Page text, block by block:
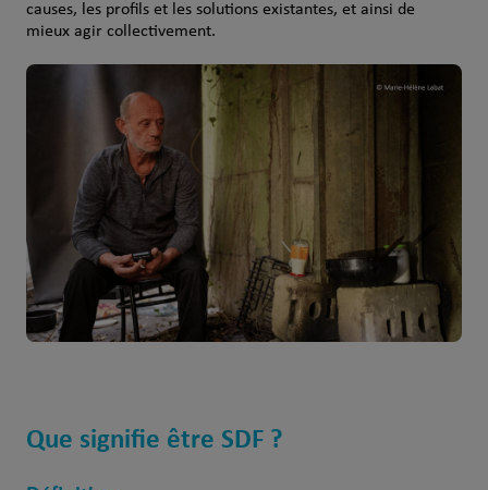
causes, les profils et les solutions existantes, et ainsi de
mieux agir collectivement.
Que signifie être SDF ?